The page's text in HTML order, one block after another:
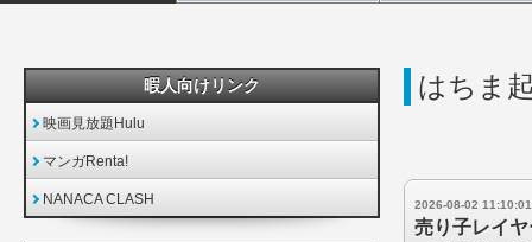
はちま
2026-08-02 11:10:01
売り子レイ
暇人向けリンク
映画見放題Hulu
マンガRenta!
NANACA CLASH